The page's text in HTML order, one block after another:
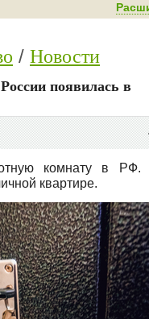
Новости
появилась в
комнату в РФ.
квартире.